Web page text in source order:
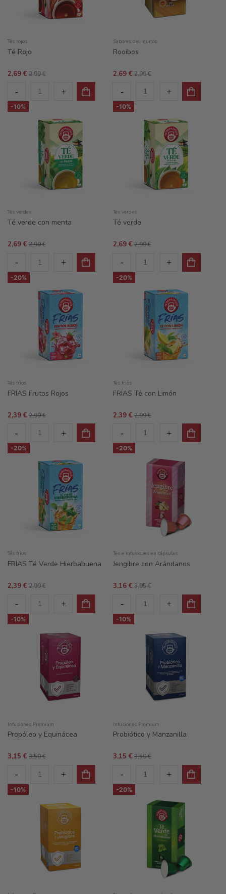
Tés rojos
Té Rojo
2,69 € 2,99 €
Sabores del mundo
Rooibos
2,69 € 2,99 €
-10%
Tés verdes
Té verde con menta
2,69 € 2,99 €
-10%
Tés verdes
Té verde
2,69 € 2,99 €
-20%
Tés fríos
FRÍAS Frutos Rojos
2,39 € 2,99 €
-20%
Tés fríos
FRÍAS Té con Limón
2,39 € 2,99 €
-20%
Tés fríos
FRÍAS Té Verde Hierbabuena
2,39 € 2,99 €
-20%
Tés e infusiones en cápsulas
Jengibre con Arándanos
3,16 € 3,95 €
-10%
Infusiones Premium
Propóleo y Equinácea
3,15 € 3,50 €
-10%
Infusiones Premium
Probiótico y Manzanilla
3,15 € 3,50 €
-10% -20%